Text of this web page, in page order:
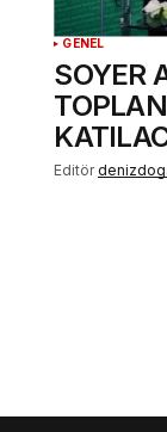
GENEL
SOYER
Editör